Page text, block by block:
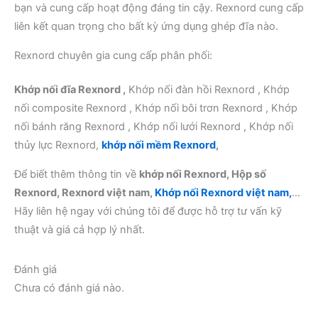
bạn và cung cấp hoạt động đáng tin cậy. Rexnord cung cấp
liên kết quan trọng cho bất kỳ ứng dụng ghép đĩa nào.
Rexnord chuyên gia cung cấp phân phối:
Khớp nối đĩa Rexnord , Khớp nối đàn hồi Rexnord , Khớp
nối composite Rexnord , Khớp nối bôi trơn Rexnord , Khớp
nối bánh răng Rexnord , Khớp nối lưới Rexnord , Khớp nối
thủy lực Rexnord, khớp nối mềm Rexnord,
Để biết thêm thông tin về khớp nối Rexnord, Hộp số
Rexnord, Rexnord việt nam, Khớp nối Rexnord việt nam,…
Hãy liên hệ ngay với chúng tôi để được hỗ trợ tư vấn kỹ
thuật và giá cả hợp lý nhất.
Đánh giá
Chưa có đánh giá nào.